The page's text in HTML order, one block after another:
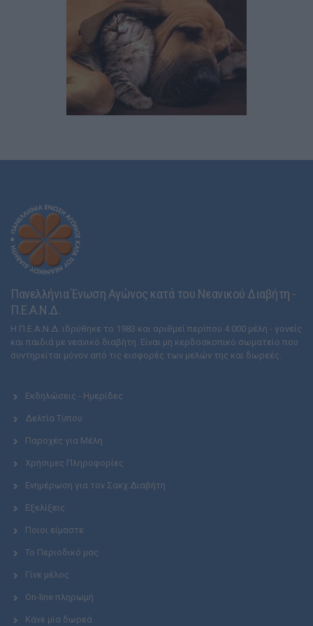
Πανελλήνια Ένωση Αγώνος κατά του Νεανικού Διαβήτη -
Π.Ε.Α.Ν.Δ.
Η Π.Ε.Α.Ν.Δ. ιδρύθηκε το 1983 και αριθμεί περίπου 4.000 μέλη - γονείς
και παιδιά με νεανικό διαβήτη. Είναι μη κερδοσκοπικό σωματείο που
συντηρείται μόνον από τις εισφορές των μελών της και δωρεές.
Εκδηλώσεις - Ημερίδες
Δελτία Τύπου
Παροχές για Μέλη
Χρήσιμες Πληροφορίες
Ενημέρωση για τον Σακχ.Διαβήτη
Εξελίξεις
Ποιοι είμαστε
Το Περιοδικό μας
Γίνε μέλος
On-line πληρωμή
Κάνε μία δωρεά